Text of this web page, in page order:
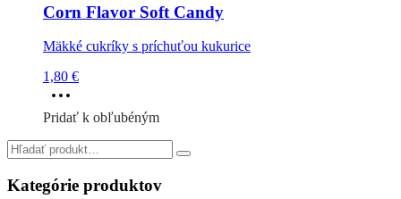
Corn Flavor Soft Candy
Mäkké cukríky s príchuťou kukurice
1,80 €
má
viacero
variantov.
si
Pridať k obľubéným
Search
for:
Kategórie produktov